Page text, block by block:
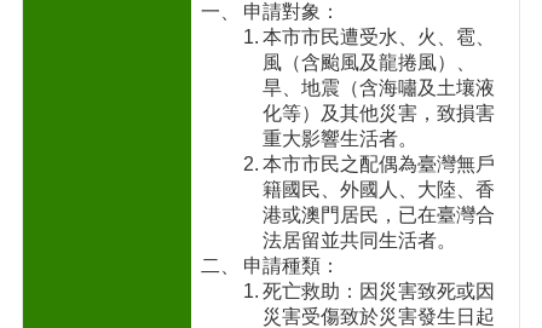
申請對象：
本市市民遭受水、火、雹、
風（含颱風及龍捲風）、
旱、地震（含海嘯及土壤液
化等）及其他災害，致損害
重大影響生活者。
本市市民之配偶為臺灣無戶
籍國民、外國人、大陸、香
港或澳門居民，已在臺灣合
法居留並共同生活者。
申請種類：
死亡救助：因災害致死或因
災害受傷致於災害發生日起